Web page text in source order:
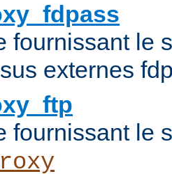
fournissant le
externes
fournissant le